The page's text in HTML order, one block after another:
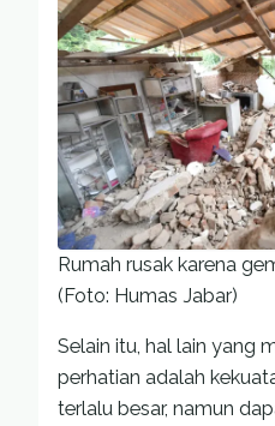
Rumah rusak karena
(Foto: Humas Jabar)
Selain itu, hal lain yang
perhatian adalah
terlalu besar, namun